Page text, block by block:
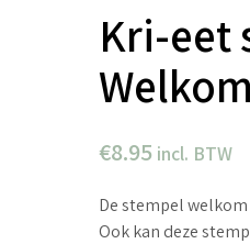
Kri-eet
€8.95 incl. BTW
De stempel
Ook kan deze